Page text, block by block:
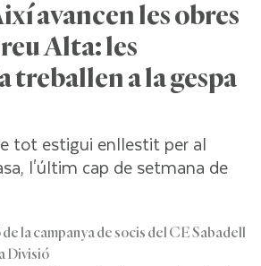
avancen les obres
Alta: les
treballen a la gespa
tot estigui enllestit per al
l'últim cap de setmana de
la campanya de socis del CE Sabadell
Divisió